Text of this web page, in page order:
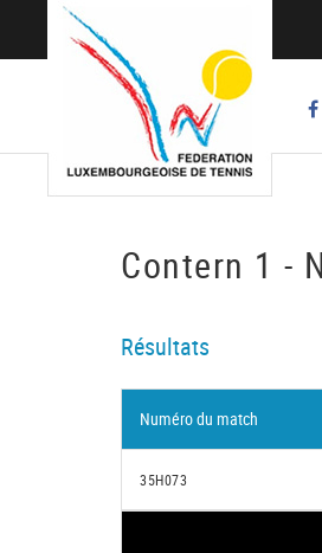
Contern 1 -
Résultats
Numéro du match
35H073